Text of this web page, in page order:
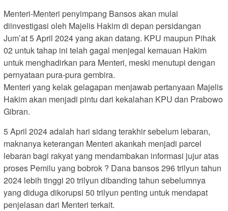
Menteri-Menteri penyimpang Bansos akan mulai
diinvestigasi oleh Majelis Hakim di depan persidangan
Jum’at 5 April 2024 yang akan datang. KPU maupun Pihak
02 untuk tahap ini telah gagal menjegal kemauan Hakim
untuk menghadirkan para Menteri, meski menutupi dengan
pernyataan pura-pura gembira.
Menteri yang kelak gelagapan menjawab pertanyaan Majelis
Hakim akan menjadi pintu dari kekalahan KPU dan Prabowo
Gibran.
5 April 2024 adalah hari sidang terakhir sebelum lebaran,
maknanya keterangan Menteri akankah menjadi parcel
lebaran bagi rakyat yang mendambakan informasi jujur atas
proses Pemilu yang bobrok ? Dana bansos 296 trilyun tahun
2024 lebih tinggi 20 trilyun dibanding tahun sebelumnya
yang diduga dikorupsi 50 trilyun penting untuk mendapat
penjelasan dari Menteri terkait.